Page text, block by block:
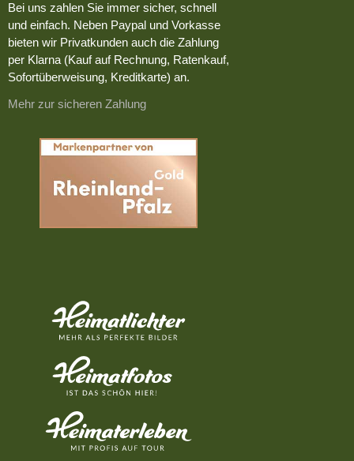
Bei uns zahlen Sie immer sicher, schnell
und einfach. Neben Paypal und Vorkasse
bieten wir Privatkunden auch die Zahlung
per Klarna (Kauf auf Rechnung, Ratenkauf,
Sofortüberweisung, Kreditkarte) an.
Mehr zur sicheren Zahlung